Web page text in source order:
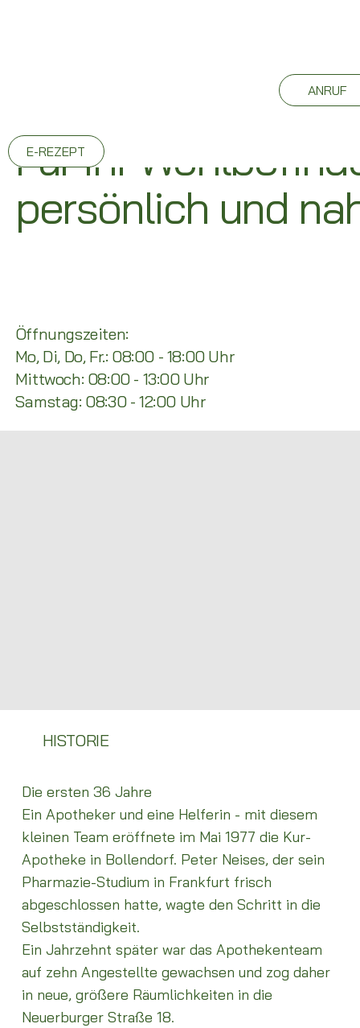
E-REZEPT
ANRUF
Für Ihr
persönlich und
Öffnungszeiten:
Mo, Di, Do, Fr.: 08:00 - 18:00 Uhr
Mittwoch: 08:00 - 13:00 Uhr
Samstag: 08:30 - 12:00 Uhr
HISTORIE
Die ersten 36 Jahre
Ein Apotheker und eine Helferin - mit diesem
kleinen Team eröffnete im Mai 1977 die Kur-
Apotheke in Bollendorf. Peter Neises, der sein
Pharmazie-Studium in Frankfurt frisch
abgeschlossen hatte, wagte den Schritt in die
Selbstständigkeit.
Ein Jahrzehnt später war das Apothekenteam
auf zehn Angestellte gewachsen und zog daher
in neue, größere Räumlichkeiten in die
Neuerburger Straße 18.